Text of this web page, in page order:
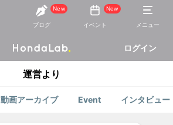
New
ブログ
New
イベント メニュー
ログイン
運営より
動画アーカイブ Event インタビュー